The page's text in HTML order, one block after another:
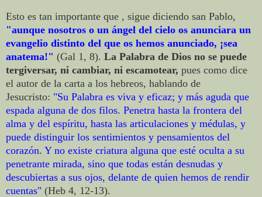
Esto es tan importante que , sigue diciendo san Pablo,
"aunque nosotros o un ángel del cielo os anunciara un
evangelio distinto del que os hemos anunciado, ¡sea
anatema!" (Gal 1, 8). La Palabra de Dios no se puede
tergiversar, ni cambiar, ni escamotear, pues como dice
el autor de la carta a los hebreos, hablando de
Jesucristo: "Su Palabra es viva y eficaz; y más aguda que
espada alguna de dos filos. Penetra hasta la frontera del
alma y del espíritu, hasta las articulaciones y médulas, y
puede distinguir los sentimientos y pensamientos del
corazón. Y no existe criatura alguna que esté oculta a su
penetrante mirada, sino que todas están desnudas y
descubiertas a sus ojos, delante de quien hemos de rendir
cuentas" (Heb 4, 12-13).